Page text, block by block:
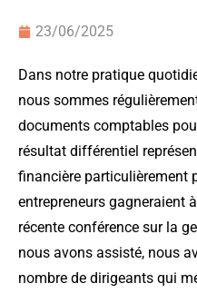
23/06/2025
Dans notre pratique
nous sommes
documents comptables
résultat différentiel
financière particulièrement
entrepreneurs gagneraient
récente conférence sur la
nous avons assisté, nous
nombre de dirigeants qui